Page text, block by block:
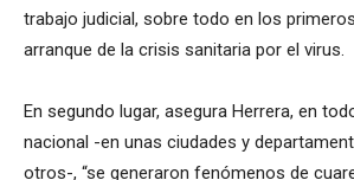
trabajo judicial, sobre todo en los
arranque de la crisis sanitaria por el virus.
En segundo lugar, asegura Herrera, en
nacional -en unas ciudades y
otros-, “se generaron fenómenos de